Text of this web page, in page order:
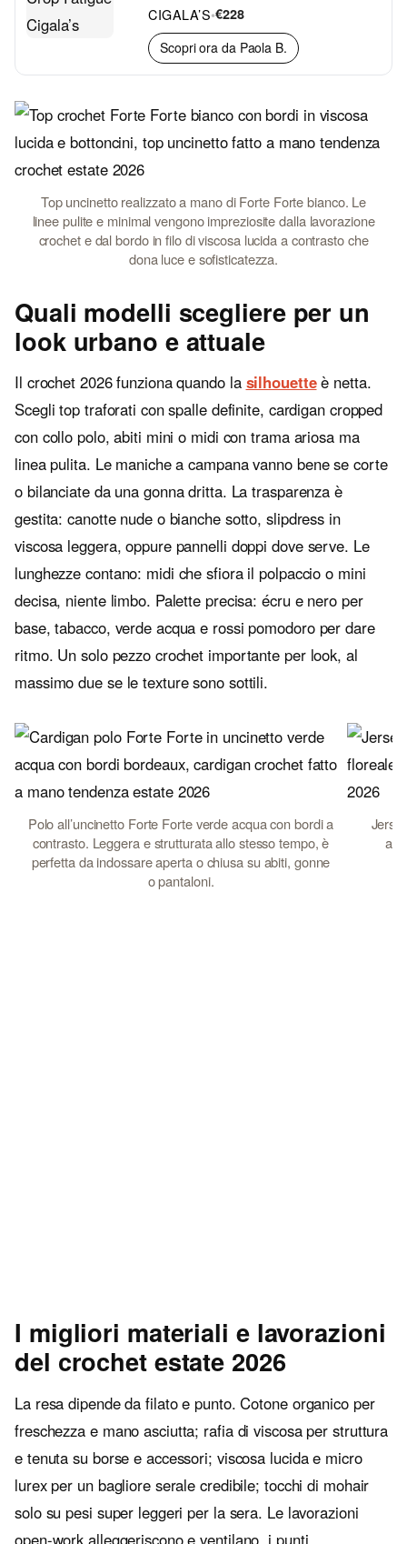
CIGALA’S•€228
Scopri ora da Paola B.
Top uncinetto realizzato a mano di Forte Forte bianco. Le
linee pulite e minimal vengono impreziosite dalla lavorazione
crochet e dal bordo in filo di viscosa lucida a contrasto che
dona luce e sofisticatezza.
Quali modelli scegliere per un
look urbano e attuale
Il crochet 2026 funziona quando la silhouetteè netta.
Scegli top traforati con spalle definite, cardigan cropped
con collo polo, abiti mini o midi con trama ariosa ma
linea pulita. Le maniche a campana vanno bene se corte
o bilanciate da una gonna dritta. La trasparenza è
gestita: canotte nude o bianche sotto, slipdress in
viscosa leggera, oppure pannelli doppi dove serve. Le
lunghezze contano: midi che sfiora il polpaccio o mini
decisa, niente limbo. Palette precisa: écru e nero per
base, tabacco, verde acqua e rossi pomodoro per dare
ritmo. Un solo pezzo crochet importante per look, al
massimo due se le texture sono sottili.
Polo all’uncinetto Forte Forte verde acqua con bordi a
contrasto. Leggera e strutturata allo stesso tempo, è
perfetta da indossare aperta o chiusa su abiti, gonne
o pantaloni.
I migliori materiali e lavorazioni
del crochet estate 2026
La resa dipende da filato e punto. Cotone organico per
freschezza e mano asciutta; rafia di viscosa per struttura
e tenuta su borse e accessori; viscosa lucida e micro
lurex per un bagliore serale credibile; tocchi di mohair
solo su pesi super leggeri per la sera. Le lavorazioni
open-work alleggeriscono e ventilano, i punti